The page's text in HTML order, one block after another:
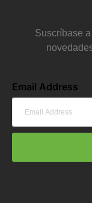
Suscríbase
Email Address